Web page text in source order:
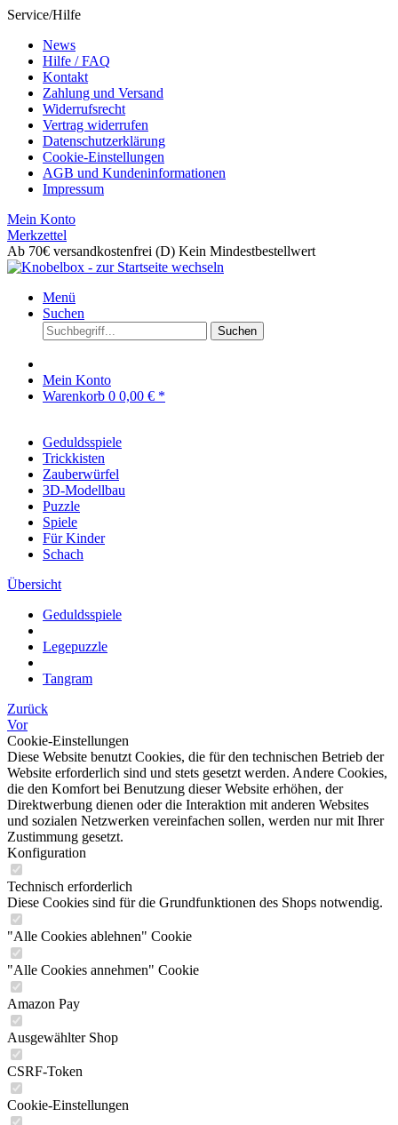
Service/Hilfe
News
Hilfe / FAQ
Kontakt
Zahlung und Versand
Widerrufsrecht
Vertrag widerrufen
Datenschutzerklärung
Cookie-Einstellungen
AGB und Kundeninformationen
Impressum
Mein Konto
Merkzettel
Ab 70€ versandkostenfrei (D) Kein Mindestbestellwert
Menü
Suchen
Suchen
Mein Konto
Warenkorb 0 0,00 € *
Geduldsspiele
Trickkisten
Zauberwürfel
3D-Modellbau
Puzzle
Spiele
Für Kinder
Schach
Übersicht
Geduldsspiele
Legepuzzle
Tangram
Zurück
Vor
Cookie-Einstellungen
Diese Website benutzt Cookies, die für den technischen Betrieb der
Website erforderlich sind und stets gesetzt werden. Andere Cookies,
die den Komfort bei Benutzung dieser Website erhöhen, der
Direktwerbung dienen oder die Interaktion mit anderen Websites
und sozialen Netzwerken vereinfachen sollen, werden nur mit Ihrer
Zustimmung gesetzt.
Konfiguration
Technisch erforderlich
Diese Cookies sind für die Grundfunktionen des Shops notwendig.
"Alle Cookies ablehnen" Cookie
"Alle Cookies annehmen" Cookie
Amazon Pay
Ausgewählter Shop
CSRF-Token
Cookie-Einstellungen